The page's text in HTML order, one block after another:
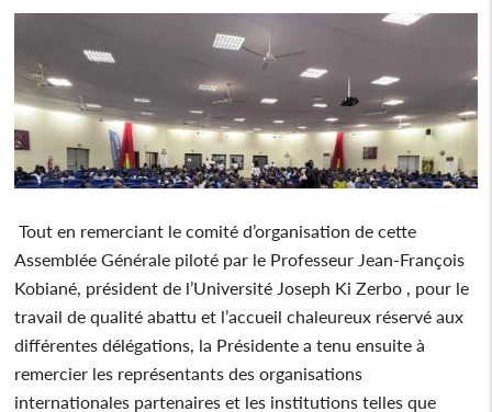
Tout en remerciant le comité d’organisation de cette
Assemblée Générale piloté par le Professeur Jean-François
Kobiané, président de l’Université Joseph Ki Zerbo , pour le
travail de qualité abattu et l’accueil chaleureux réservé aux
différentes délégations, la Présidente a tenu ensuite à
remercier les représentants des organisations
internationales partenaires et les institutions telles que